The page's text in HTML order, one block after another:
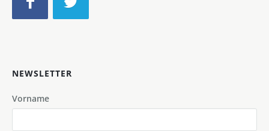
NEWSLETTER
Vorname